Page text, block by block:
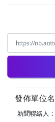
發佈單位
新聞聯絡人